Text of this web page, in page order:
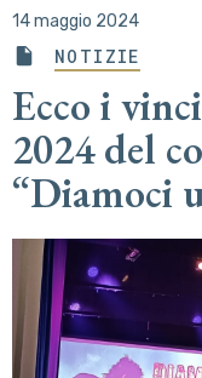
14 maggio 2024
NOTIZIE
Ecco i
2024 del
“Diamoci